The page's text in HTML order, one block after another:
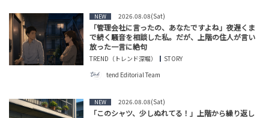
NEW 2026.08.08(Sat)
「管理会社に言ったの、あなたですよね」夜遅くま
で続く騒音を相談した私。だが、上階の住人が言い
放った一言に絶句
TREND（トレンド深堀）
STORY
tend Editorial Team
NEW 2026.08.08(Sat)
「このシャツ、少しぬれてる！」上階から繰り返し